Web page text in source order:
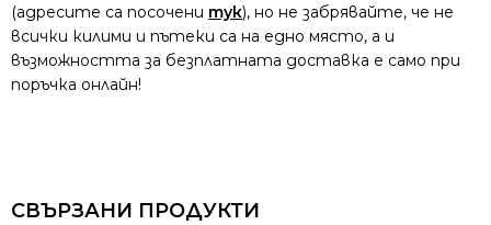
(адресите са посочени тук), но не забрявайте, че не
всички килими и пътеки са на едно място, а и
възможността за безплатната доставка е само при
поръчка онлайн!
СВЪРЗАНИ ПРОДУКТИ